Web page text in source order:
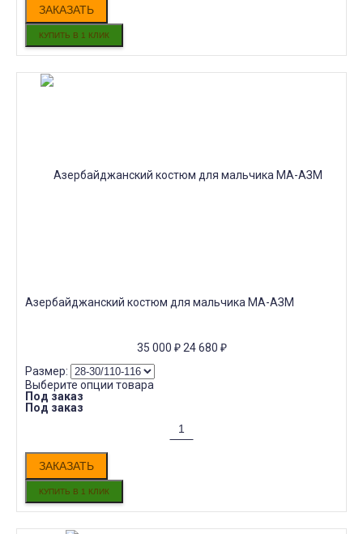
ЗАКАЗАТЬ
Азербайджанский костюм для мальчика МА-АЗМ
35 000 ₽ 24 680 ₽
Размер:
Выберите опции товара
Под заказ
Под заказ
ЗАКАЗАТЬ